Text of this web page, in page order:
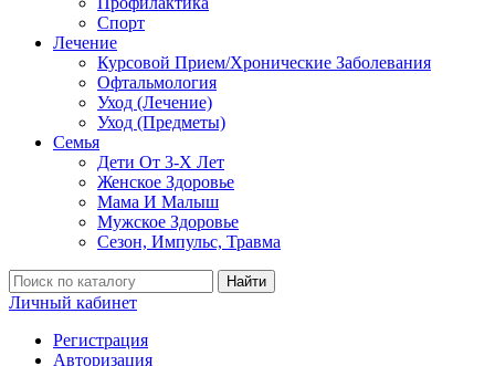
Спорт
Лечение
Курсовой Прием/Хронические Заболевания
Офтальмология
Уход (Лечение)
Уход (Предметы)
Семья
Дети От 3-Х Лет
Женское Здоровье
Мама И Малыш
Мужское Здоровье
Сезон, Импульс, Травма
Найти
Личный кабинет
Регистрация
Авторизация